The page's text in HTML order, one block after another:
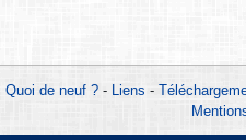
Quoi de neuf ?- Liens -